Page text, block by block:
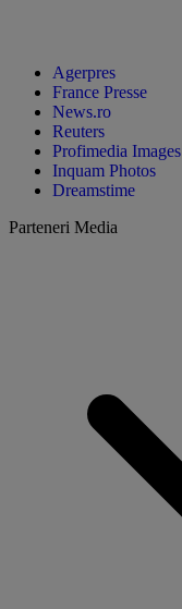
Agerpres
France Presse
News.ro
Reuters
Profimedia Images
Inquam Photos
Dreamstime
Parteneri Media